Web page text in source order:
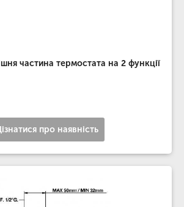
частина термостата на 2 функції
про наявність